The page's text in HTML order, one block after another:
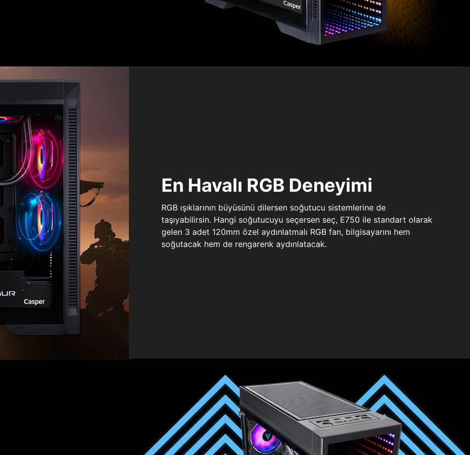
En Havalı RGB Deneyimi
RGB ışıklarının büyüsünü dilersen soğutucu sistemlerine de
taşıyabilirsin. Hangi soğutucuyu seçersen seç, E750 ile standart olarak
gelen 3 adet 120mm özel aydınlatmalı RGB fan, bilgisayarını hem
soğutacak hem de rengarenk aydınlatacak.